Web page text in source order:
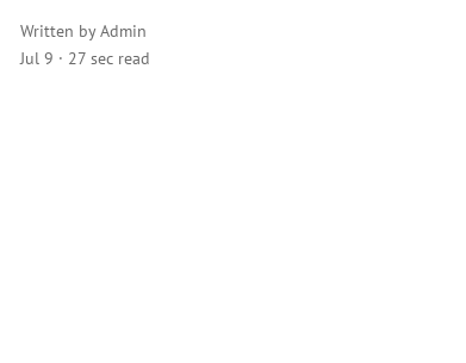
Written byAdmin
Jul 9 · 27 sec read